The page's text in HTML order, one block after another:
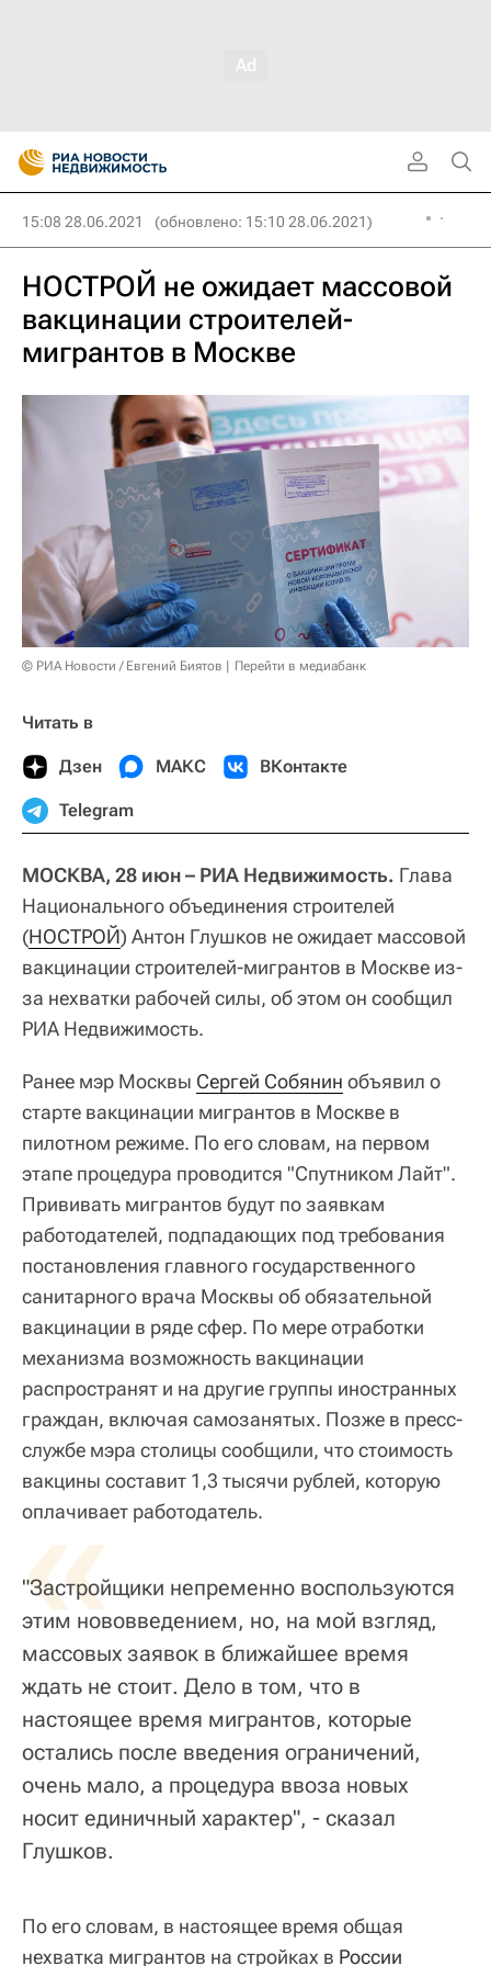
15:08 28.06.2021 (обновлено: 15:10 28.06.2021)
НОСТРОЙ не ожидает массовой
вакцинации строителей-
мигрантов в Москве
© РИА Новости / Евгений Биятов Перейти в медиабанк
Читать в
Дзен МАКС ВКонтакте
Telegram
МОСКВА, 28 июн – РИА Недвижимость. Глава
Национального объединения строителей
(НОСТРОЙ) Антон Глушков не ожидает массовой
вакцинации строителей-мигрантов в Москве из-
за нехватки рабочей силы, об этом он сообщил
РИА Недвижимость.
Ранее мэр Москвы Сергей Собянин объявил о
старте вакцинации мигрантов в Москве в
пилотном режиме. По его словам, на первом
этапе процедура проводится "Спутником Лайт".
Прививать мигрантов будут по заявкам
работодателей, подпадающих под требования
постановления главного государственного
санитарного врача Москвы об обязательной
вакцинации в ряде сфер. По мере отработки
механизма возможность вакцинации
распространят и на другие группы иностранных
граждан, включая самозанятых. Позже в пресс-
службе мэра столицы сообщили, что стоимость
вакцины составит 1,3 тысячи рублей, которую
оплачивает работодатель.
«
"Застройщики непременно воспользуются
этим нововведением, но, на мой взгляд,
массовых заявок в ближайшее время
ждать не стоит. Дело в том, что в
настоящее время мигрантов, которые
остались после введения ограничений,
очень мало, а процедура ввоза новых
носит единичный характер", - сказал
Глушков.
По его словам, в настоящее время общая
нехватка мигрантов на стройках в России